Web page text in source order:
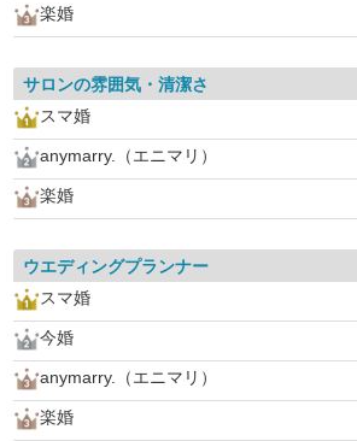
楽婚
サロンの雰囲気・清潔さ
スマ婚
anymarry.（エニマリ）
楽婚
ウエディングプランナー
スマ婚
今婚
anymarry.（エニマリ）
楽婚